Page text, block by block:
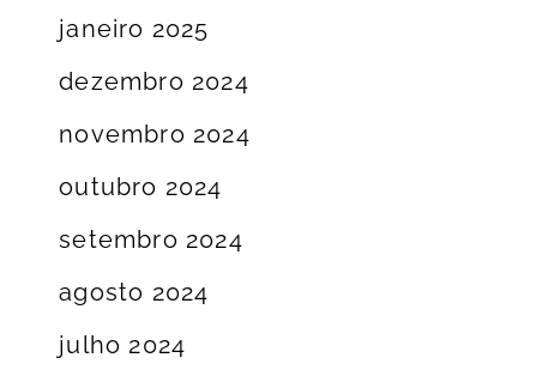
janeiro 2025
dezembro 2024
novembro 2024
outubro 2024
setembro 2024
agosto 2024
julho 2024